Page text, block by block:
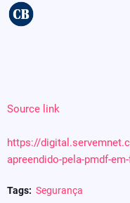
Source link
https://
apreendido-pela-pmdf-
Tags: Segurança